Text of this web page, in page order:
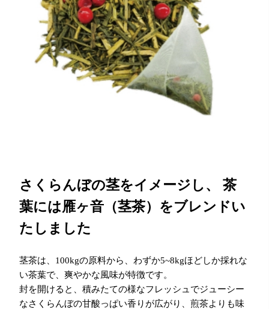
さくらんぼの茎をイメージし、 茶
葉には雁ヶ音（茎茶）をブレンドい
たしました
茎茶は、100kgの原料から、わずか5~8kgほどしか採れな
い茶葉で、爽やかな風味が特徴です。
封を開けると、積みたての様なフレッシュでジューシー
なさくらんぼの甘酸っぱい香りが広がり、煎茶よりも味